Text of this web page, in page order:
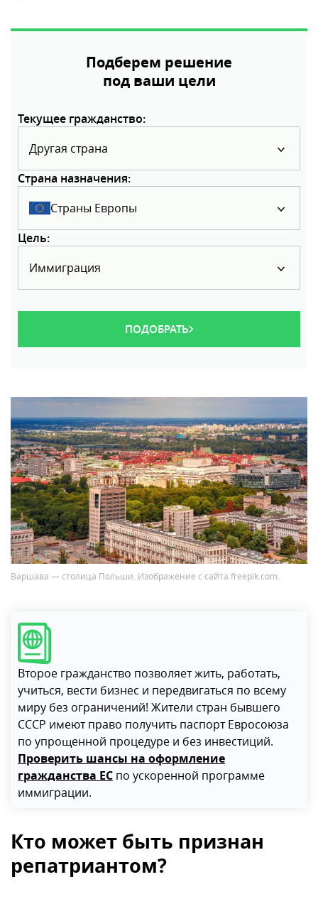
Подберем решение
под ваши цели
Текущее гражданство:
Другая страна
Страна назначения:
Страны Европы
Цель:
Иммиграция
ПОДОБРАТЬ
Варшава — столица Польши. Изображение с сайта freepik.com.
Второе гражданство позволяет жить, работать,
учиться, вести бизнес и передвигаться по всему
миру без ограничений! Жители стран бывшего
СССР имеют право получить паспорт Евросоюза
по упрощенной процедуре и без инвестиций.
Проверить шансы на оформление
гражданства ЕС по ускоренной программе
иммиграции.
Кто может быть признан
репатриантом?